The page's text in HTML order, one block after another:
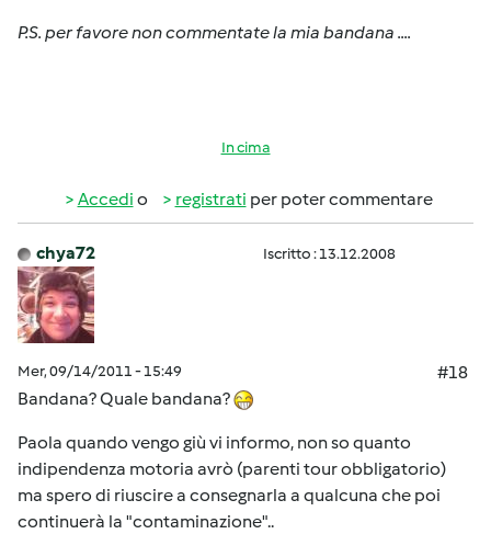
P.S. per favore non commentate la mia bandana ....
In cima
Accedi o registrati per poter commentare
chya72 Iscritto : 13.12.2008
Mer, 09/14/2011 - 15:49
#18
Bandana? Quale bandana?
Paola quando vengo giù vi informo, non so quanto
indipendenza motoria avrò (parenti tour obbligatorio)
ma spero di riuscire a consegnarla a qualcuna che poi
continuerà la "contaminazione"..